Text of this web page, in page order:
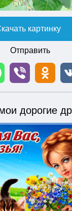
картинку
Отправить
дорогие